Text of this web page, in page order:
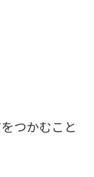
つかむこと